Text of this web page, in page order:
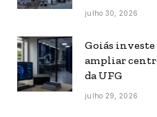
julho 30, 2026
Goiás investe
ampliar
da UFG
julho 29, 2026